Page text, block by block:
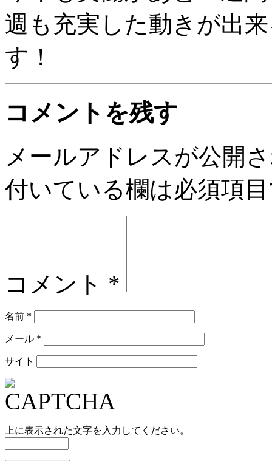
週も充実した動きが出
す！
コメントを残す
メールアドレスが公開
付いている欄は必須項
コメント *
名前 *
メール *
サイト
上に表示された文字を入力してください。